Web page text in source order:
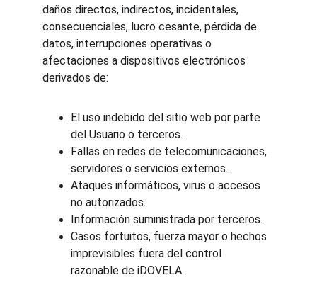
daños directos, indirectos, incidentales,
consecuenciales, lucro cesante, pérdida de
datos, interrupciones operativas o
afectaciones a dispositivos electrónicos
derivados de:
El uso indebido del sitio web por parte
del Usuario o terceros.
Fallas en redes de telecomunicaciones,
servidores o servicios externos.
Ataques informáticos, virus o accesos
no autorizados.
Información suministrada por terceros.
Casos fortuitos, fuerza mayor o hechos
imprevisibles fuera del control
razonable de iDOVELA.